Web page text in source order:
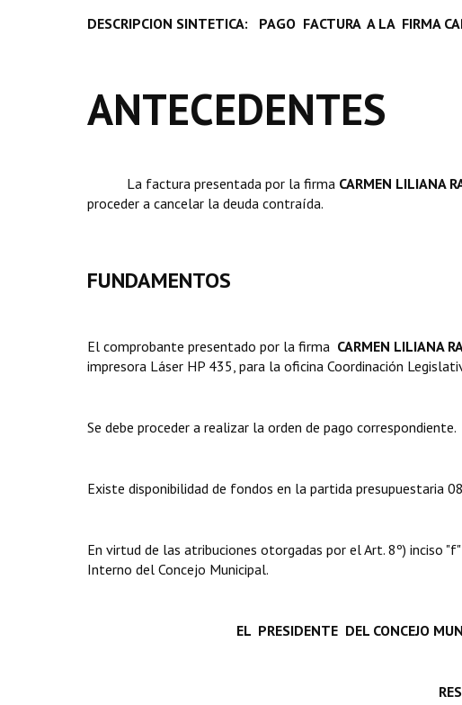
DESCRIPCION SINTETICA: PAGO FACTURA A LA FIRMA
ANTECEDENTES
La factura presentada por la firma  CARMEN LILIANA
proceder a cancelar la deuda contraída.
FUNDAMENTOS
El comprobante presentado por la firma  CARMEN LILIANA
impresora Láser HP 435, para la oficina Coordinación
Se debe proceder a realizar la orden de pago correspondiente.
Existe disponibilidad de fondos en la partida presupuestaria
En virtud de las atribuciones otorgadas por el Art. 8º)
Interno del Concejo Municipal.
EL PRESIDENTE DEL CONCEJO